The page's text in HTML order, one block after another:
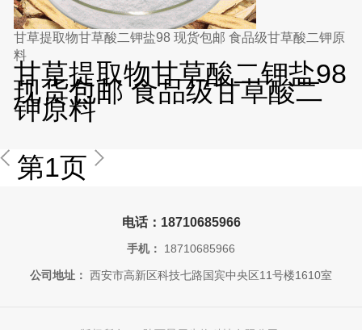
甘草提取物甘草酸二钾盐98 现货包邮 食品级甘草酸二钾原
料
甘草提取物甘草酸二钾盐98
现货包邮 食品级甘草酸二
钾原料
第1页
电话：18710685966
手机： 18710685966
公司地址： 西安市高新区科技七路国宾中央区11号楼1610室